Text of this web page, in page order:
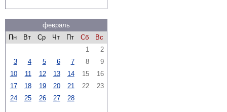
февраль
Пн
Вт Ср Чт Пт Сб
Вс
1
2
3
4 5 6 7 8
9
10
11 12 13 14 15
16
17
18 19 20 21 22
23
24
25 26 27 28